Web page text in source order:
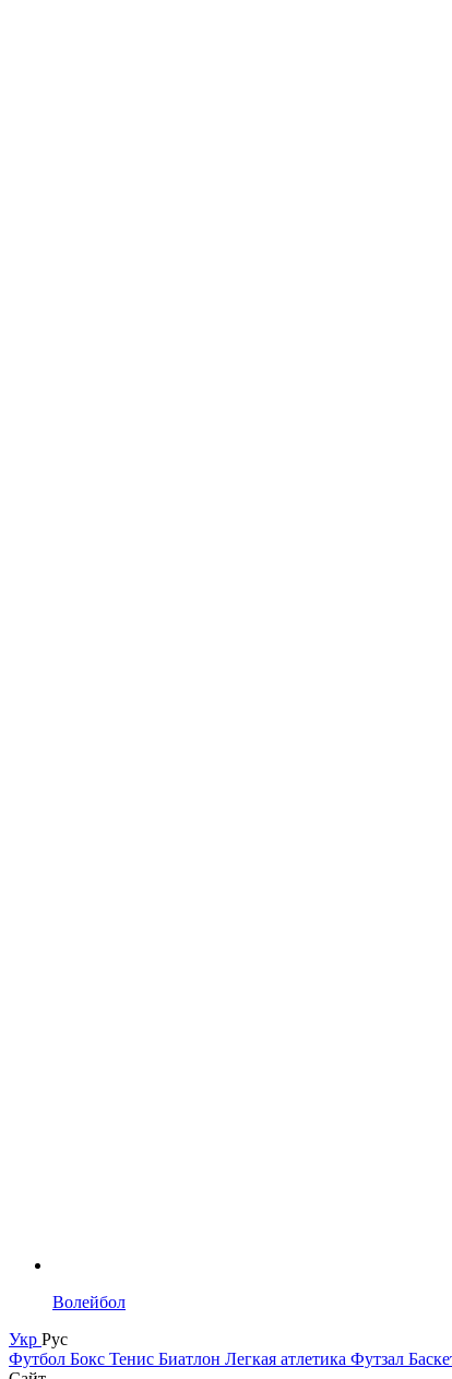
Волейбол
Укр Рус
Футбол Бокс Тенис Биатлон Легкая атлетика Футзал